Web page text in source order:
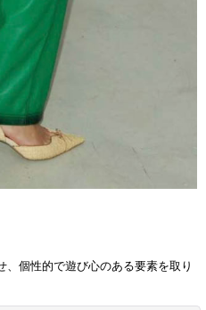
個性的で遊び心のある要素を取り